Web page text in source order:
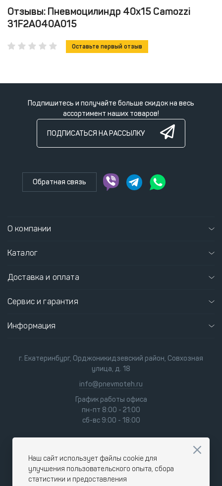
Отзывы: Пневмоцилиндр 40x15 Camozzi
31F2A040A015
Оставьте первый отзыв
Подпишитесь и получайте больше скидок на весь
ассортимент наших товаров!
ПОДПИСАТЬСЯ НА РАССЫЛКУ
Обратная связь
О компании
Каталог
Доставка и оплата
Сервис и гарантия
Информация
г. Екатеринбург, Орджоникидзевский район, Совхозная
улица, д. 18
info@pnevmoteh.ru
График работы офиса
пн-пт 8:00 - 21:00
сб-вс 9:00 - 18:00
Наш сайт использует файлы cookie для
улучшения пользовательского опыта, сбора
статистики и предоставления